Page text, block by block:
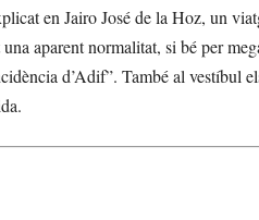
en Jairo José de la Hoz, un
aparent normalitat, si bé per
d’Adif”. També al vestíbul